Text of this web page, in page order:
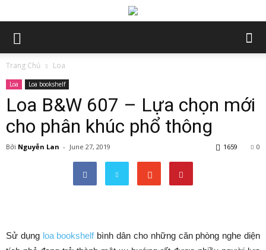
Trang Chủ Loa
Loa Loa bookshelf
Loa B&W 607 – Lựa chọn mới
cho phân khúc phổ thông
Bởi Nguyễn Lan - June 27, 2019 0
1659
Sử dụng loa bookshelfbình dân cho những căn phòng nghe diện